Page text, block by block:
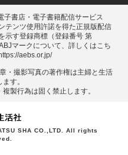
子書店・電子書籍配信サービス
テンツ使用許諾を得た正規版配信
示す登録商標（登録番号 第
マークについて、詳しくはこち
https://aebs.or.jp/
・撮影写真の著作権は主婦と⽣活
す。
製⾏為は固く禁⽌します。
SHA CO.,LTD. All rights